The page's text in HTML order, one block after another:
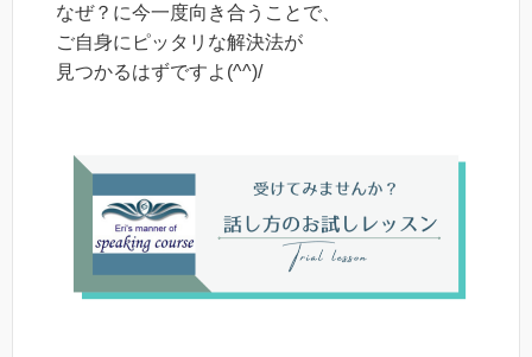
なぜ？に今一度向き合うことで、
ご自身にピッタリな解決法が
見つかるはずですよ(^^)/